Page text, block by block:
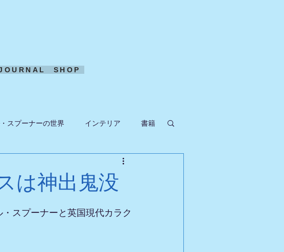
SHOP
スプーナーの世界 インテリア 書籍
は神出鬼没
スプーナーと英国現代カラク